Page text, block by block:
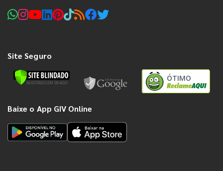
Site Seguro
ÓTIMO
Baixe o App GIV Online